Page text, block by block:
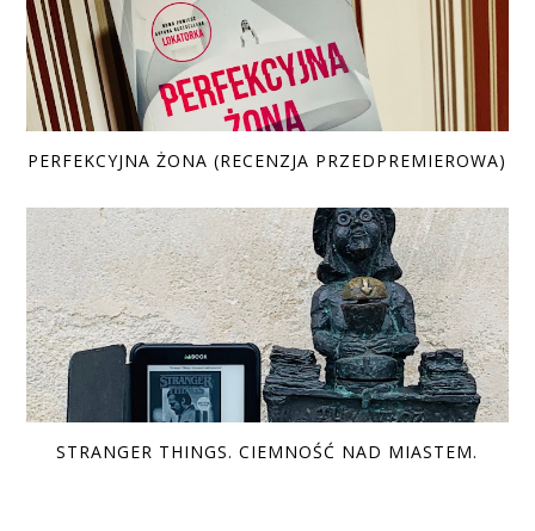
PERFEKCYJNA ŻONA (RECENZJA PRZEDPREMIEROWA)
STRANGER THINGS. CIEMNOŚĆ NAD MIASTEM.